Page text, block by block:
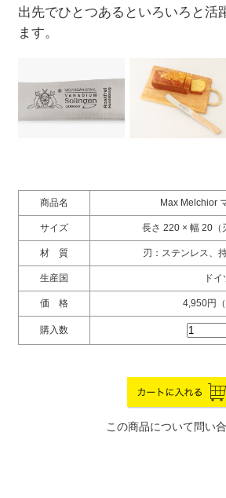
出先でひとつあるといろいろと活
ます。
商品名 Max Melchior
サイズ 長さ 220 × 幅 20（
材 質 刃：ステンレス、
生産国 ドイ
価 格 4,950円
購入数
この商品について問い